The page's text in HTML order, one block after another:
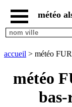
accueil
radar
FURDENHEIM
météo
météo
accueil > météo
météo
bas-